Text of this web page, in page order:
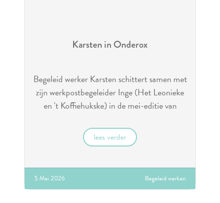
Karsten in Onderox
Begeleid werker Karsten schittert samen met
zijn werkpostbegeleider Inge (Het Leonieke
en 't Koffiehukske) in de mei-editie van
lees verder
5 Mei 2026 Begeleid werken